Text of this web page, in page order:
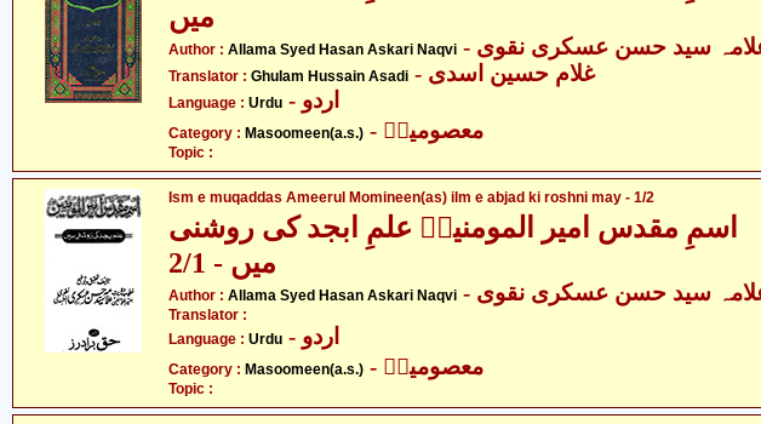
میں
Author : Allama Syed Hasan Askari Naqvi علامہ سید حسن عسکری نقوی
Translator : Ghulam Hussain Asadi - غلام حسین اسدی
Language : Urdu - اردو
Category : Masoomeen(a.s.) - معصومینؑ
Topic :
Ism e muqaddas Ameerul Momineen(as) ilm e abjad ki roshni may - 1/2
اسمِ مقدس امیر المومنینؑ علمِ ابجد کی روشنی
میں - 2/1
Author : Allama Syed Hasan Askari Naqvi علامہ سید حسن عسکری نقوی
Translator :
Language : Urdu - اردو
Category : Masoomeen(a.s.) - معصومینؑ
Topic :